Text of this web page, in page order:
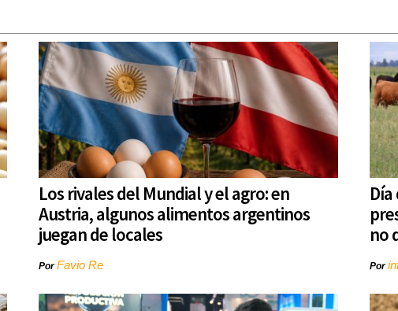
Los rivales del Mundial y el agro: en
Austria, algunos alimentos argentinos
juegan de locales
PorFavio Re
no
Por